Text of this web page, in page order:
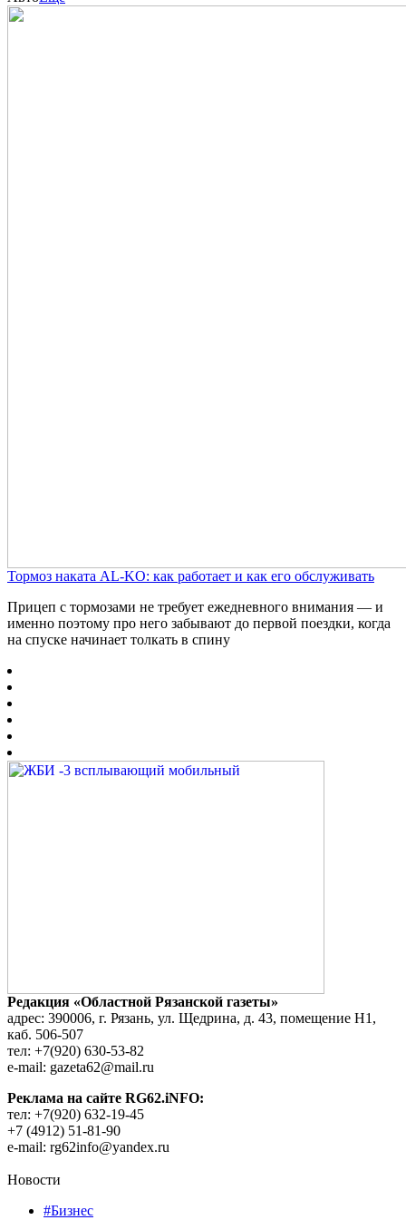
Тормоз наката AL-KO: как работает и как его обслуживать
Прицеп с тормозами не требует ежедневного внимания — и
именно поэтому про него забывают до первой поездки, когда
на спуске начинает толкать в спину
Редакция «Областной Рязанской газеты»
адрес: 390006, г. Рязань, ул. Щедрина, д. 43, помещение Н1,
каб. 506-507
тел: +7(920) 630-53-82
e-mail: gazeta62@mail.ru
Реклама на сайте RG62.iNFO:
тел: +7(920) 632-19-45
+7 (4912) 51-81-90
e-mail: rg62info@yandex.ru
Новости
#Бизнес